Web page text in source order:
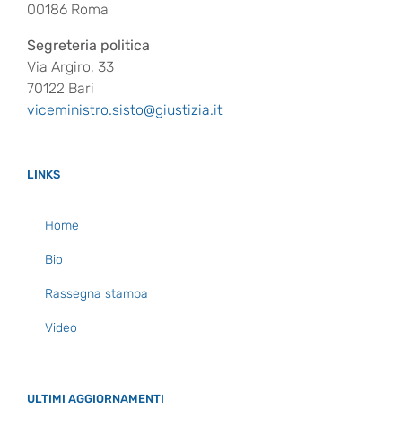
00186 Roma
Segreteria politica
Via Argiro, 33
70122 Bari
viceministro.sisto@giustizia.it
LINKS
Home
Bio
Rassegna stampa
Video
ULTIMI AGGIORNAMENTI